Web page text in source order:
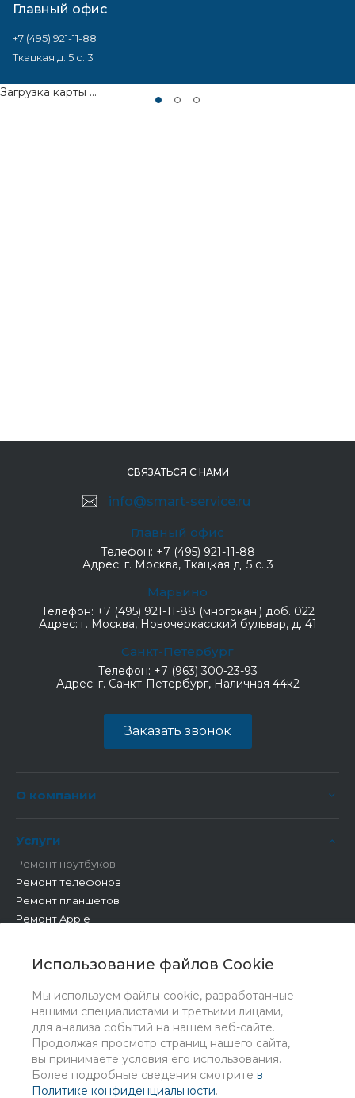
Использование файлов Cookie
Мы используем файлы cookie, разработанные
нашими специалистами и третьими лицами,
для анализа событий на нашем веб-сайте.
Продолжая просмотр страниц нашего сайта,
вы принимаете условия его использования.
Более подробные сведения смотрите в
Политике конфиденциальности.
Главный офис
+7 (495) 921-11-88
Ткацкая д. 5 с. 3
Загрузка карты ...
СВЯЗАТЬСЯ С НАМИ
info@smart-service.ru
Главный офис
Телефон: +7 (495) 921-11-88
Адрес: г. Москва, Ткацкая д. 5 с. 3
Марьино
Телефон: +7 (495) 921-11-88 (многокан.) доб. 022
Адрес: г. Москва, Новочеркасский бульвар, д. 41
Санкт-Петербург
Телефон: +7 (963) 300-23-93
Адрес: г. Санкт-Петербург, Наличная 44к2
Заказать звонок
О компании
Услуги
Ремонт ноутбуков
Ремонт телефонов
Ремонт планшетов
Ремонт Apple